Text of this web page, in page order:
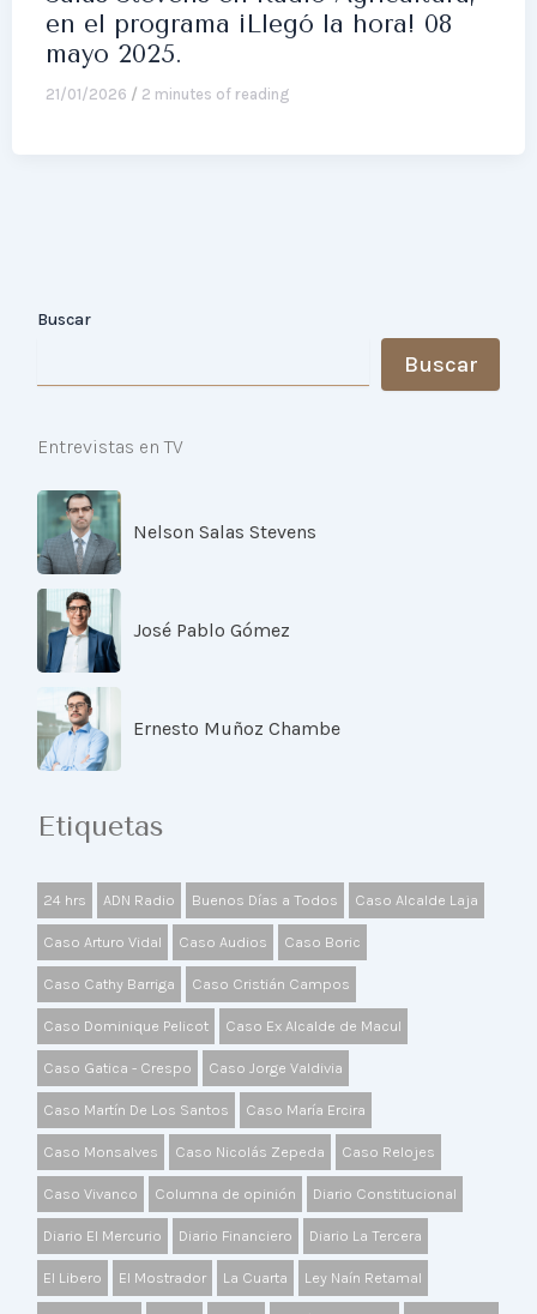
en el programa ¡Llegó la hora! 08
mayo 2025.
21/01/2026 / 2 minutes of reading
Buscar
Buscar
Entrevistas en TV
Nelson Salas Stevens
José Pablo Gómez
Ernesto Muñoz Chambe
Etiquetas
24 hrs ADN Radio Buenos Días a Todos Caso Alcalde Laja
Caso Arturo Vidal Caso Audios Caso Boric
Caso Cathy Barriga Caso Cristián Campos
Caso Dominique Pelicot Caso Ex Alcalde de Macul
Caso Gatica - Crespo Caso Jorge Valdivia
Caso Martín De Los Santos Caso María Ercira
Caso Monsalves Caso Nicolás Zepeda Caso Relojes
Caso Vivanco Columna de opinión Diario Constitucional
Diario El Mercurio Diario Financiero Diario La Tercera
El Libero El Mostrador La Cuarta Ley Naín Retamal